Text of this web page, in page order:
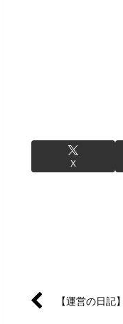
X
【運営の日